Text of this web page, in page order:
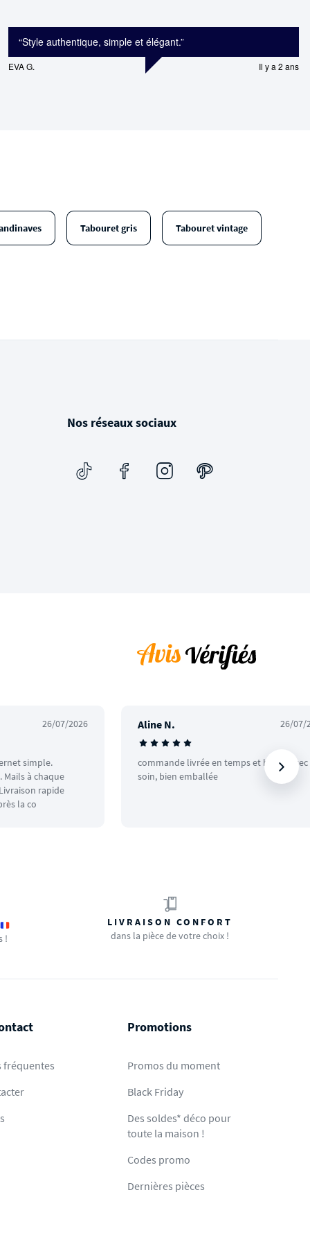
“Style authentique, simple et élégant.”
EVA G. Il y a 2 ans
Tabouret gris Tabouret vintage
Nos réseaux sociaux
26/07/2026
simple.
à chaque
rapide
la co
Aline N. 26/07/
commande livrée en temps et heure avec
soin, bien emballée
!
LIVRAISON CONFORT
dans la pièce de votre choix !
fréquentes
Promotions
Promos du moment
Black Friday
Des soldes* déco pour
toute la maison !
Codes promo
Dernières pièces